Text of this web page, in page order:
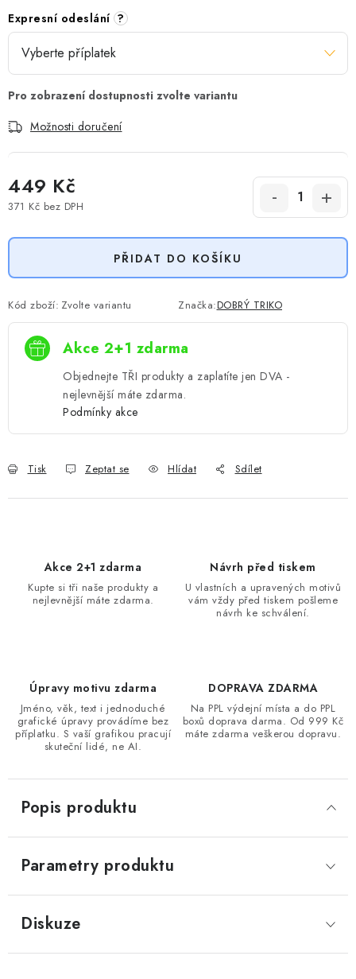
Expresní odeslání ?
Možnosti doručení
449 Kč
371 Kč bez DPH
PŘIDAT DO KOŠÍKU
Kód zboží: Zvolte variantu Značka:DOBRÝ TRIKO
Akce 2+1 zdarma
Objednejte TŘI produkty a zaplatíte jen DVA -
nejlevnější máte zdarma.
Podmínky akce
Tisk Zeptat se Hlídat Sdílet
Akce 2+1 zdarma
Kupte si tři naše produkty a
nejlevnější máte zdarma.
Návrh před tiskem
U vlastních a upravených motivů
vám vždy před tiskem pošleme
návrh ke schválení.
Úpravy motivu zdarma
Jméno, věk, text i jednoduché
grafické úpravy provádíme bez
příplatku. S vaší grafikou pracují
skuteční lidé, ne AI.
DOPRAVA ZDARMA
Na PPL výdejní místa a do PPL
boxů doprava darma. Od 999 Kč
máte zdarma veškerou dopravu.
Popis produktu
Parametry produktu
Diskuze